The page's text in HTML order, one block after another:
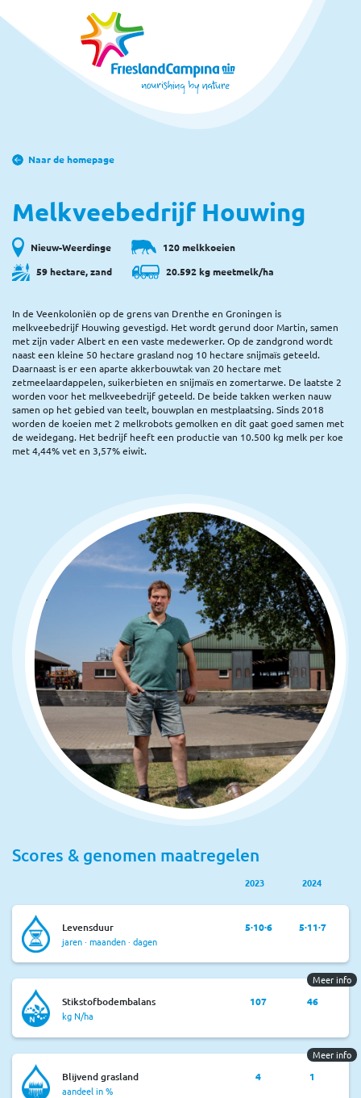
Naar de homepage
Melkveebedrijf Houwing
Nieuw-Weerdinge
120 melkkoeien
59 hectare, zand
20.592 kg meetmelk/ha
In de Veenkoloniën op de grens van Drenthe en Groningen is
melkveebedrijf Houwing gevestigd. Het wordt gerund door Martin, samen
met zijn vader Albert en een vaste medewerker. Op de zandgrond wordt
naast een kleine 50 hectare grasland nog 10 hectare snijmaïs geteeld.
Daarnaast is er een aparte akkerbouwtak van 20 hectare met
zetmeelaardappelen, suikerbieten en snijmaïs en zomertarwe. De laatste 2
worden voor het melkveebedrijf geteeld. De beide takken werken nauw
samen op het gebied van teelt, bouwplan en mestplaatsing. Sinds 2018
worden de koeien met 2 melkrobots gemolken en dit gaat goed samen met
de weidegang. Het bedrijf heeft een productie van 10.500 kg melk per koe
met 4,44% vet en 3,57% eiwit.
Scores & genomen maatregelen
2023 2024
Levensduur
jaren · maanden · dagen
5·10·6 5·11·7
Stikstofbodembalans
kg N/ha
107 46
Meer info
Blijvend grasland
aandeel in %
4 1
Meer info